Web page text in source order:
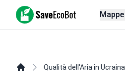
SaveEcoBot Mappe
Qualità dell'Aria in Ucraina